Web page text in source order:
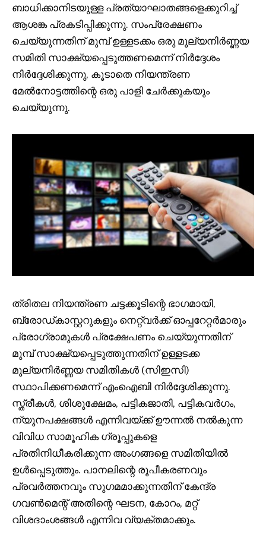
ബാധിക്കാനിടയുള്ള പ്രത്യാഘാതങ്ങളെക്കുറിച്ച്
ആശങ്ക പ്രകടിപ്പിക്കുന്നു. സംപ്രേക്ഷണം
ചെയ്യുന്നതിന് മുമ്പ് ഉള്ളടക്കം ഒരു മൂല്യനിർണ്ണയ
സമിതി സാക്ഷ്യപ്പെടുത്തണമെന്ന് നിർദ്ദേശം
നിർദ്ദേശിക്കുന്നു, കൂടാതെ നിയന്ത്രണ
മേൽനോട്ടത്തിന്റെ ഒരു പാളി ചേർക്കുകയും
ചെയ്യുന്നു.
ത്രിതല നിയന്ത്രണ ചട്ടക്കൂടിന്റെ ഭാഗമായി,
ബ്രോഡ്കാസ്റ്ററുകളും നെറ്റ്‌വർക്ക് ഓപ്പറേറ്റർമാരും
പ്രോഗ്രാമുകൾ പ്രക്ഷേപണം ചെയ്യുന്നതിന്
മുമ്പ് സാക്ഷ്യപ്പെടുത്തുന്നതിന് ഉള്ളടക്ക
മൂല്യനിർണ്ണയ സമിതികൾ (സിഇസി)
സ്ഥാപിക്കണമെന്ന് എംഐബി നിർദ്ദേശിക്കുന്നു.
സ്ത്രീകൾ, ശിശുക്ഷേമം, പട്ടികജാതി, പട്ടികവർഗം,
ന്യൂനപക്ഷങ്ങൾ എന്നിവയ്ക്ക് ഊന്നൽ നൽകുന്ന
വിവിധ സാമൂഹിക ഗ്രൂപ്പുകളെ
പ്രതിനിധീകരിക്കുന്ന അംഗങ്ങളെ സമിതിയിൽ
ഉൾപ്പെടുത്തും. പാനലിന്റെ രൂപീകരണവും
പ്രവർത്തനവും സുഗമമാക്കുന്നതിന് കേന്ദ്ര
ഗവൺമെന്റ് അതിന്റെ ഘടന, കോറം, മറ്റ്
വിശദാംശങ്ങൾ എന്നിവ വ്യക്തമാക്കും.